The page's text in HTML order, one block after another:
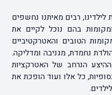
לילדינו, רבים מאיתנו נחשפים
בהם נוכל לקיים את
הטובים והאטרקטיביים
נחמדת, מגניבה ומדליקה.
הנרחב של האטרקציות
כל אלו ועוד הופכת את